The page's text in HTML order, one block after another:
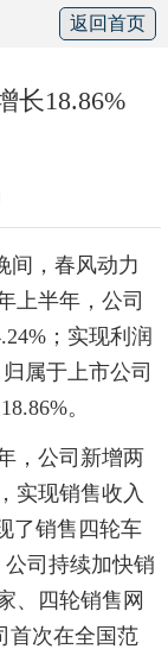
返回首页
长18.86%
，春风动力
上半年，公司
；实现利润
属于上市公司
。
，公司新增两
实现销售收入
了销售四轮车
公司持续加快销
、四轮销售网
首次在全国范